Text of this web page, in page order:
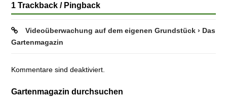
1 Trackback / Pingback
Videoüberwachung auf dem eigenen Grundstück › Das
Gartenmagazin
Kommentare sind deaktiviert.
Gartenmagazin durchsuchen